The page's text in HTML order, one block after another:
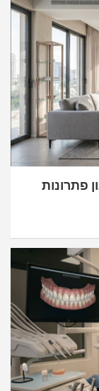
פתרונות